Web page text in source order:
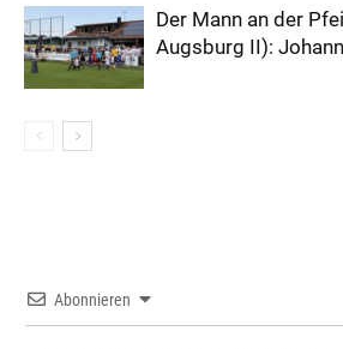
Der Mann an der
Augsburg II):
Abonnieren